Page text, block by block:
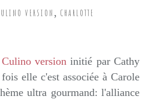
VERSION , CHARLOTTE
Culino version initié par Cathy
elle c'est associée à Carole
ultra gourmand: l'alliance